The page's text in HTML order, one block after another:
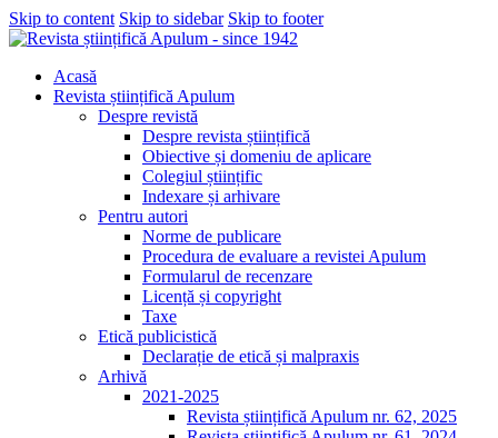
Skip to content Skip to sidebar Skip to footer
Acasă
Revista științifică Apulum
Despre revistă
Despre revista științifică
Obiective și domeniu de aplicare
Colegiul științific
Indexare și arhivare
Pentru autori
Norme de publicare
Procedura de evaluare a revistei Apulum
Formularul de recenzare
Licență și copyright
Taxe
Etică publicistică
Declarație de etică și malpraxis
Arhivă
2021-2025
Revista științifică Apulum nr. 62, 2025